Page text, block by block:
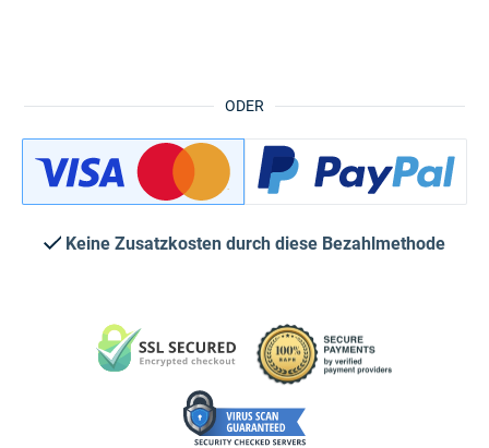
ODER
Keine Zusatzkosten durch diese Bezahlmethode